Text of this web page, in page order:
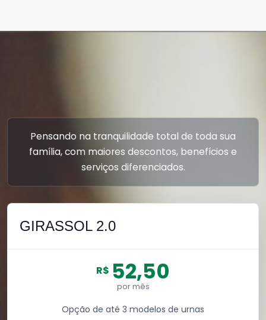
Pensando na tranquilidade total de toda sua
família, com maiores descontos, benefícios e
serviços diferenciados.
GIRASSOL 2.0
R$ 52,50
por mês
Opção de até 3 modelos de urnas